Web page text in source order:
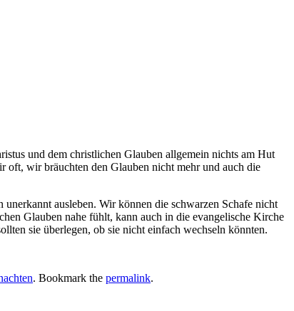
und dem christlichen Glauben allgemein nichts am Hut
oft, wir bräuchten den Glauben nicht mehr und auch die
ausleben. Wir können die schwarzen Schafe nicht
Glauben nahe fühlt, kann auch in die evangelische Kirche
sie überlegen, ob sie nicht einfach wechseln könnten.
. Bookmark the permalink.